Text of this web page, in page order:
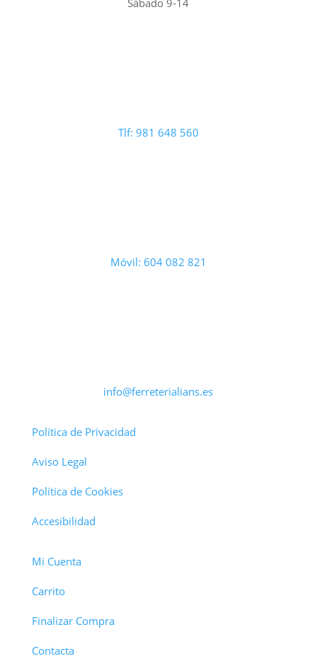
Sábado 9-14
Tlf: 981 648 560
Móvil: 604 082 821
info@ferreterialians.es
Política de Privacidad
Aviso Legal
Política de Cookies
Accesibilidad
Mi Cuenta
Carrito
Finalizar Compra
Contacta